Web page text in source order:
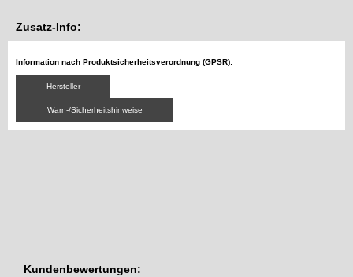
Zusatz-Info:
Information nach Produktsicherheitsverordnung (GPSR):
Hersteller
Warn-/Sicherheitshinweise
Kundenbewertungen: